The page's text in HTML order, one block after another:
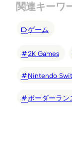
関連キーワ
ゲーム
2K Games
Nintendo
ボーダーラン